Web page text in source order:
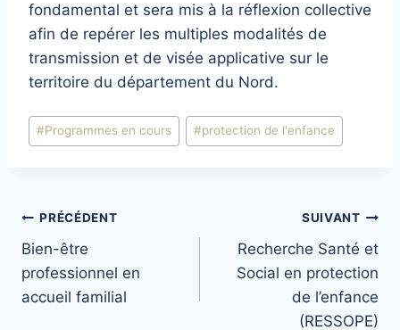
fondamental et sera mis à la réflexion collective
afin de repérer les multiples modalités de
transmission et de visée applicative sur le
territoire du département du Nord.
Étiquettes
de
#Programmes en cours #protection de l'enfance
Navigation
de
l’article
PRÉCÉDENT
Bien-être
professionnel en
accueil familial
SUIVANT
Recherche Santé et
Social en protection
de l’enfance
(RESSOPE)